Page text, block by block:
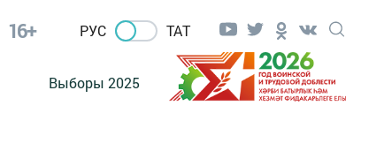
16+ РУС ТАТ
Выборы 2025